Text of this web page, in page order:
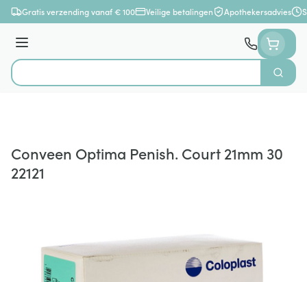
Ga naar de inhoud
Gratis verzending vanaf € 100 Veilige betalingen Apothekersadvies
Menu
Product, merk, categorie...
Zoek
Conveen Optima Penish. Court 21mm 30
22121